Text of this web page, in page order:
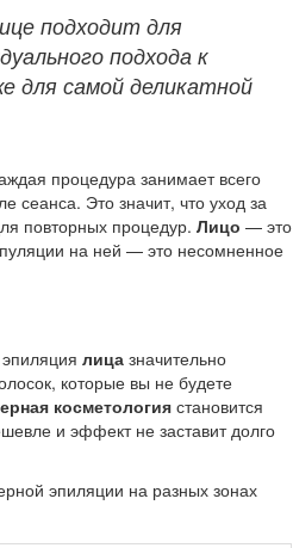
подходит для
подхода к
для самой деликатной
процедура занимает всего
сеанса. Это значит, что уход за
повторных процедур. Лицо — это
на ней — это несомненное
лица значительно
которые вы не будете
косметологиястановится
и эффект не заставит долго
эпиляции на разных зонах